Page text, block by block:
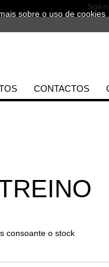
Siga-
CONTACTOS
consoante o stock
sobre o uso de cookies